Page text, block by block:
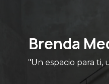
Brenda
"Un espacio para ti,